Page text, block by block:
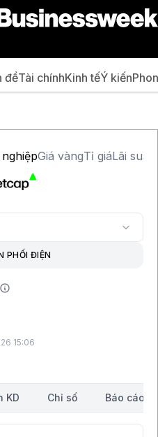
đềTài chínhKinh tếÝ kiến
Giá vàngTỉ giáLãi suất
PHỐI ĐIỆN
15:06
KD Chỉ số Báo cáo